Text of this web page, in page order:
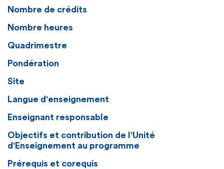
Nombre de crédits
Nombre heures
Quadrimestre
Pondération
Site
Langue d'enseignement
Enseignant responsable
Objectifs et contribution de l'Unité
d'Enseignement au programme
Prérequis et corequis